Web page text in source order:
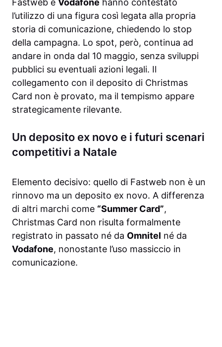
Fastweb e Vodafone hanno contestato
l’utilizzo di una figura così legata alla propria
storia di comunicazione, chiedendo lo stop
della campagna. Lo spot, però, continua ad
andare in onda dal 10 maggio, senza sviluppi
pubblici su eventuali azioni legali. Il
collegamento con il deposito di Christmas
Card non è provato, ma il tempismo appare
strategicamente rilevante.
Un deposito ex novo e i futuri scenari
competitivi a Natale
Elemento decisivo: quello di Fastweb non è un
rinnovo ma un deposito ex novo. A differenza
di altri marchi come “Summer Card”,
Christmas Card non risulta formalmente
registrato in passato né da Omnitel né da
Vodafone, nonostante l’uso massiccio in
comunicazione.